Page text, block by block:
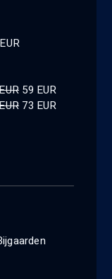
59 EUR
73 EUR